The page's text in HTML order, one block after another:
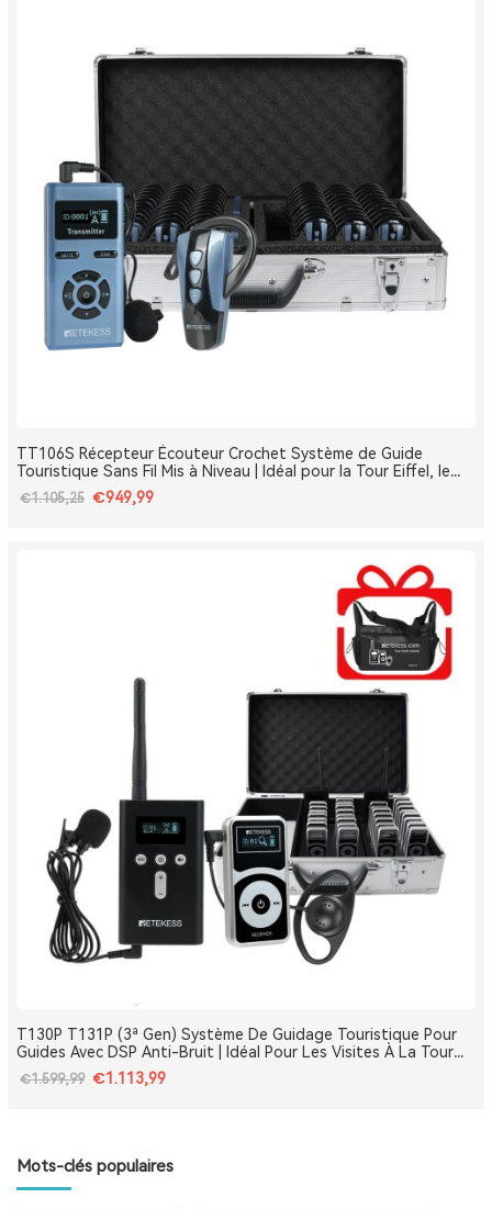
TT106S Récepteur Écouteur Crochet Système de Guide
Touristique Sans Fil Mis à Niveau | Idéal pour la Tour Eiffel, le
Louvre et les Monuments de France
€1.105,25 €949,99
T130P T131P (3ª Gen) Système De Guidage Touristique Pour
Guides Avec DSP Anti-Bruit | Idéal Pour Les Visites À La Tour
Eiffel, Le Louvre, Versailles Et Les Monuments De France
€1.599,99 €1.113,99
Mots-clés populaires